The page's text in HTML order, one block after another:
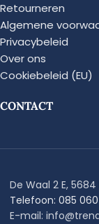
Retourneren
Algemene
Privacybeleid
Over ons
Cookiebeleid (EU)
CONTACT
De Waal 2 E,
Telefoon: 085
E-mail: